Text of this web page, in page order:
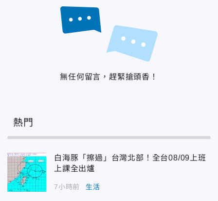
無任何留言，趕緊搶頭香！
熱門
白海豚「擦過」台灣北部！全台08/09上班
上課全出爐
7小時前 生活